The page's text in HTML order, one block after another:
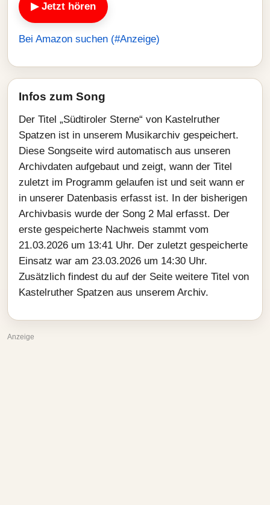
▶ Jetzt hören
Bei Amazon suchen (#Anzeige)
Infos zum Song
Der Titel „Südtiroler Sterne“ von Kastelruther
Spatzen ist in unserem Musikarchiv gespeichert.
Diese Songseite wird automatisch aus unseren
Archivdaten aufgebaut und zeigt, wann der Titel
zuletzt im Programm gelaufen ist und seit wann er
in unserer Datenbasis erfasst ist. In der bisherigen
Archivbasis wurde der Song 2 Mal erfasst. Der
erste gespeicherte Nachweis stammt vom
21.03.2026 um 13:41 Uhr. Der zuletzt gespeicherte
Einsatz war am 23.03.2026 um 14:30 Uhr.
Zusätzlich findest du auf der Seite weitere Titel von
Kastelruther Spatzen aus unserem Archiv.
Anzeige